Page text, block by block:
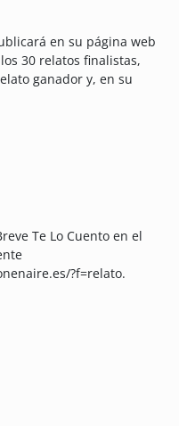
en su página web
30 relatos finalistas,
ganador y, en su
Te Lo Cuento en el
?f=relato.